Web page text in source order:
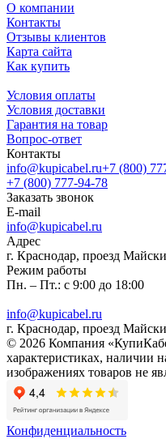
О компании
Контакты
Отзывы клиентов
Карта сайта
Как купить
Условия оплаты
Условия доставки
Гарантия на товар
Вопрос-ответ
Контакты
info@kupicabel.ru+7 (800)
+7 (800) 777-94-78
Заказать звонок
E-mail
info@kupicabel.ru
Адрес
г. Краснодар, проезд
Режим работы
Пн. – Пт.: с 9:00 до 18:00
info@kupicabel.ru
г. Краснодар, проезд
© 2026 Компания
характеристиках, наличии
изображениях товаров не
Конфиденциальность